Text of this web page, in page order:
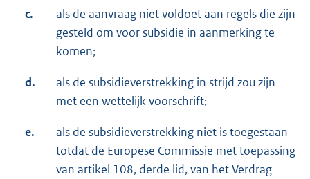
c.
als de aanvraag niet voldoet aan regels die zijn
gesteld om voor subsidie in aanmerking te
komen;
d.
als de subsidieverstrekking in strijd zou zijn
met een wettelijk voorschrift;
e.
als de subsidieverstrekking niet is toegestaan
totdat de Europese Commissie met toepassing
van artikel 108, derde lid, van het Verdrag